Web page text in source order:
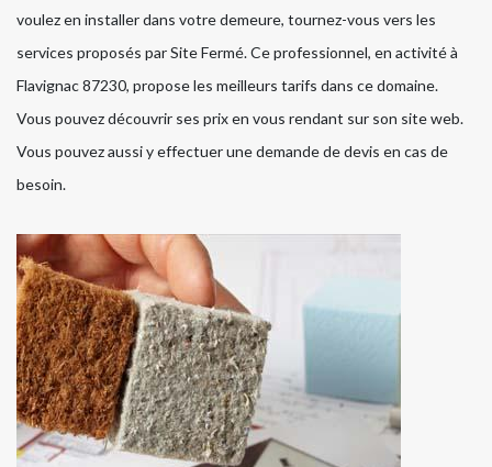
voulez en installer dans votre demeure, tournez-vous vers les
services proposés par Site Fermé. Ce professionnel, en activité à
Flavignac 87230, propose les meilleurs tarifs dans ce domaine.
Vous pouvez découvrir ses prix en vous rendant sur son site web.
Vous pouvez aussi y effectuer une demande de devis en cas de
besoin.